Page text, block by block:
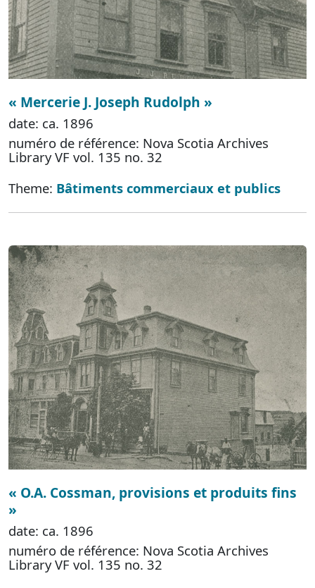
« Mercerie J. Joseph Rudolph »
date: ca. 1896
numéro de référence: Nova Scotia Archives
Library VF vol. 135 no. 32
Theme: Bâtiments commerciaux et publics
« O.A. Cossman, provisions et produits fins
»
date: ca. 1896
numéro de référence: Nova Scotia Archives
Library VF vol. 135 no. 32